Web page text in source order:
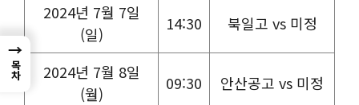
2024년 7월 7일
(일)
14:30 북일고 vs 미정
2024년 7월 8일
(월)
09:30 안산공고 vs 미정
→
목차